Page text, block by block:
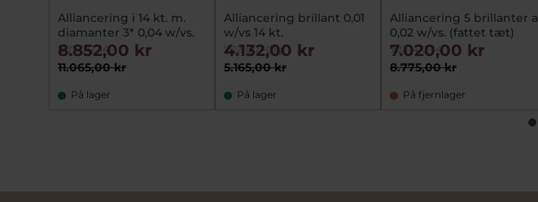
Alliancering i 14 kt. m.
diamanter 3* 0,04 w/vs.
807-012-14
11.065,00 kr
8.852,00 kr
På lager
Alliancering brillant 0,01
w/vs 14 kt.
702-001-01g
5.165,00 kr
4.132,00 kr
På lager
Alliancering 5 brillanter a
0,02 w/vs. (fattet tæt)
703-410-14
8.775,00 kr
7.020,00 kr
På fjernlager